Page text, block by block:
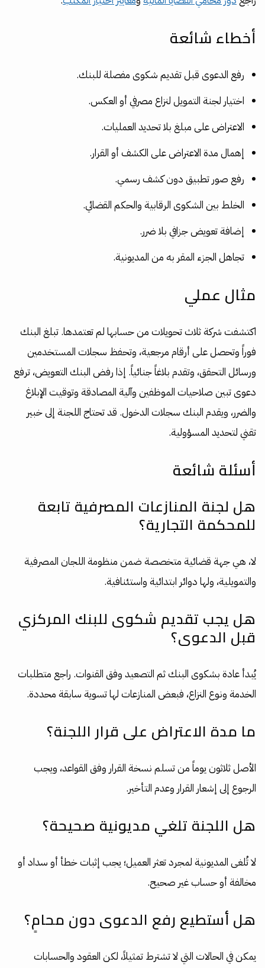
أخطاء شائعة
رفع الدعوى قبل تقديم شكوى مفصلة للبنك.
اختيار لجنة التمويل لنزاع مصرفي أو العكس.
الاعتراض على مبلغ بلا تحديد العمليات.
إهمال مدة الاعتراض على الكشف أو القرار.
رفع صور تطبيق دون كشف رسمي.
الخلط بين الشكوى الرقابية والحكم القضائي.
إضافة تعويض جزافي بلا ضرر.
تجاهل الجزء المقر به من المديونية.
مثال عملي
اكتشفت شركة ثلاث تحويلات من حسابها لم تعتمدها. تبلغ البنك
فوراً وتحصل على أرقام مرجعية، وتحفظ سجلات المستخدمين
ورسائل التحقق، وتقدم بلاغاً جنائياً. إذا رفض البنك التعويض، ترفع
دعوى تبين صلاحيات الموظفين وآلية المصادقة وتوقيت الإبلاغ
والضرر، ويقدم البنك سجلات الدخول. قد تحتاج اللجنة إلى خبير
تقني لتحديد المسؤولية.
أسئلة شائعة
هل لجنة المنازعات المصرفية تابعة
للمحكمة التجارية؟
لا، هي جهة قضائية متخصصة ضمن منظومة اللجان المصرفية
والتمويلية، ولها دوائر ابتدائية واستئنافية.
هل يجب تقديم شكوى للبنك المركزي
قبل الدعوى؟
يُبدأ عادة بشكوى البنك ثم التصعيد وفق القنوات. راجع متطلبات
الخدمة ونوع النزاع، فبعض المنازعات لها تسوية سابقة محددة.
ما مدة الاعتراض على قرار اللجنة؟
الأصل ثلاثون يوماً من تسلم نسخة القرار وفق القواعد، ويجب
الرجوع إلى إشعار القرار وعدم التأخير.
هل اللجنة تلغي مديونية صحيحة؟
لا تُلغى المديونية لمجرد تعثر العميل؛ يجب إثبات خطأ أو سداد أو
مخالفة أو حساب غير صحيح.
هل أستطيع رفع الدعوى دون محامٍ؟
يمكن في الحالات التي لا تشترط تمثيلاً، لكن العقود والحسابات